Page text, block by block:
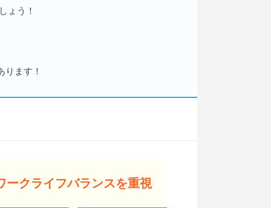
ょう！
ます！
ークライフバランスを重視